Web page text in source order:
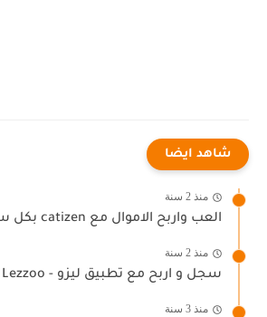
شاهد ايضا
منذ 2 سنة
العب واربح الاموال مع catizen بكل سهولة
منذ 2 سنة
سجل و اربح مع تطبيق ليزو - Lezzoo
منذ 3 سنة